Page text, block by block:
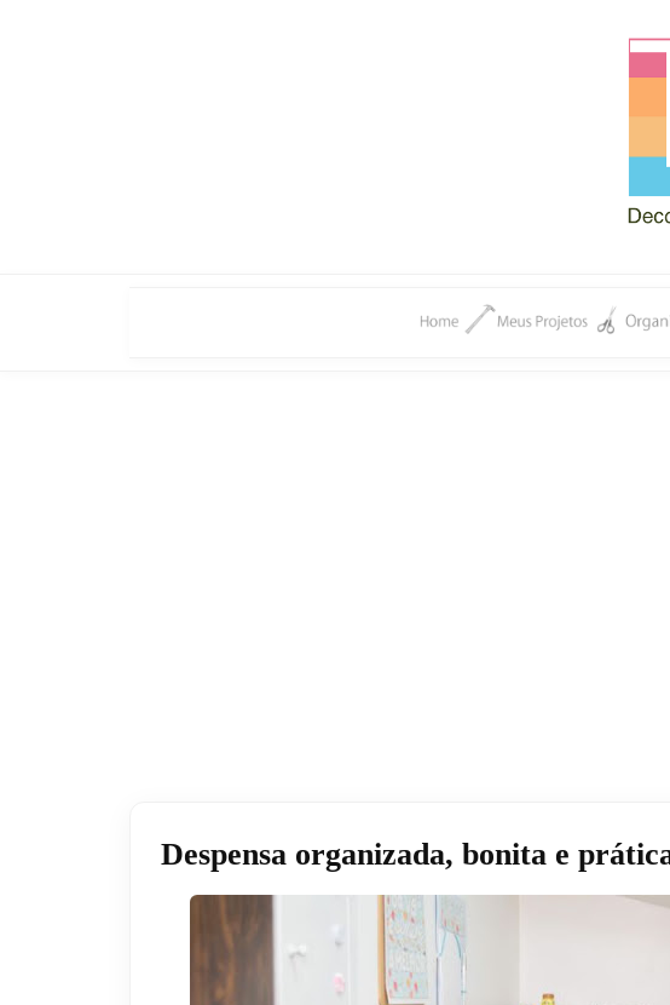
Despensa organizada, bonita e